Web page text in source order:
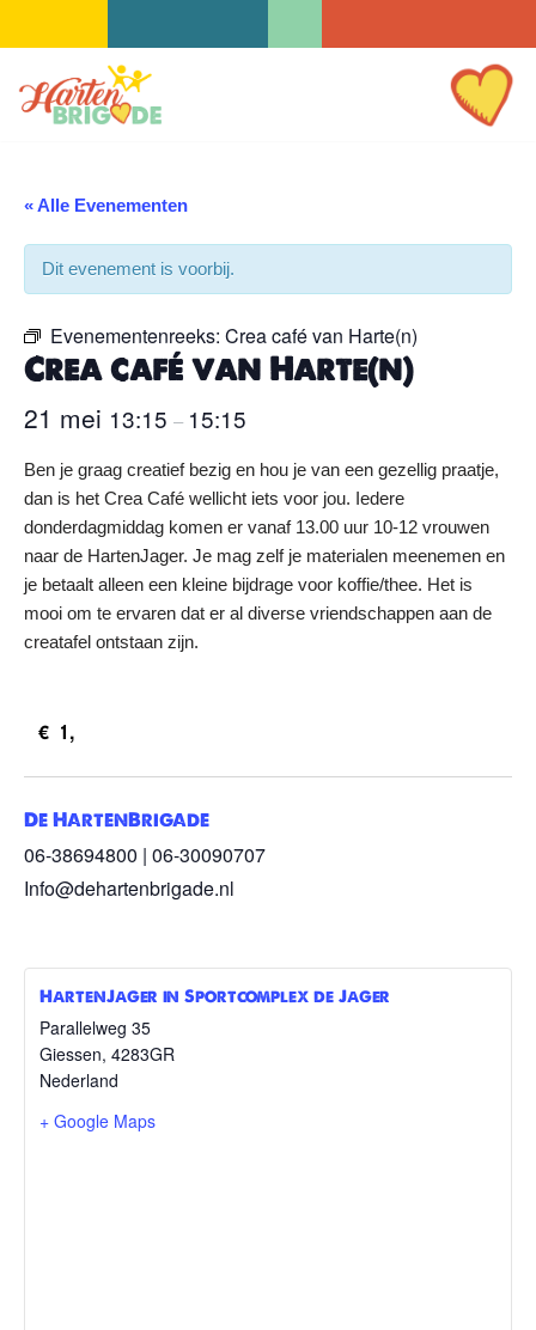
Ga
inhoud
« Alle Evenementen
Dit evenement is voorbij.
Evenementenreeks: Crea café van Harte(n)
Crea café van Harte(n)
21 mei 13:15 – 15:15
Ben je graag creatief bezig en hou je van een gezellig praatje,
dan is het Crea Café wellicht iets voor jou. Iedere
donderdagmiddag komen er vanaf 13.00 uur 10-12 vrouwen
naar de HartenJager. Je mag zelf je materialen meenemen en
je betaalt alleen een kleine bijdrage voor koffie/thee. Het is
mooi om te ervaren dat er al diverse vriendschappen aan de
creatafel ontstaan zijn.
€1,
De HartenBrigade
06-38694800 | 06-30090707
Info@dehartenbrigade.nl
HartenJager in Sportcomplex de Jager
Parallelweg 35
Giessen, 4283GR
Nederland
+ Google Maps